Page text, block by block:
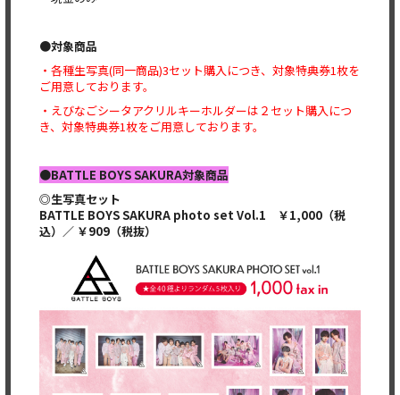
●対象商品
・各種生写真(同一商品)3セット購入につき、対象特典券1枚を
ご用意しております。
・えびなごシータアクリルキーホルダーは２セット購入につ
き、対象特典券1枚をご用意しております。
●BATTLE BOYS SAKURA対象商品
◎生写真セット
BATTLE BOYS SAKURA photo set Vol.1 ￥1,000（税
込）／ ￥909（税抜）